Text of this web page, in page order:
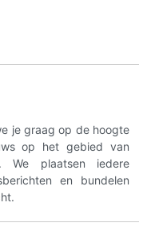
je graag op de hoogte
op het gebied van
We plaatsen iedere
en bundelen